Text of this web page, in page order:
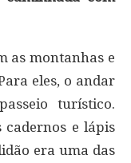
as montanhas e
eles, o andar
turístico.
cadernos e lápis
era uma das